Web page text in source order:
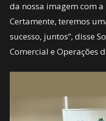
da nossa imagem com
Certamente, teremos
sucesso, juntos”, disse
Comercial e Operações